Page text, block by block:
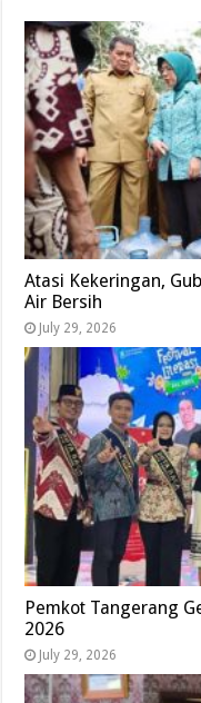
Atasi Kekeringan,
Air Bersih
July 29, 2026
Pemkot Tangerang
2026
July 29, 2026